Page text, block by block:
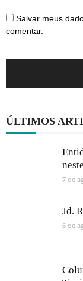
Salvar meus
comentar.
ÚLTIMOS
7 de
Jd.
6 de